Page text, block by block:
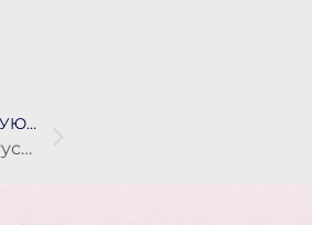
СЛЕДУЮЩАЯ НОВОСТЬ
В августе на Камчатке на трое суток ограничат доступ к интернету — из-за укрепления подводного кабеля